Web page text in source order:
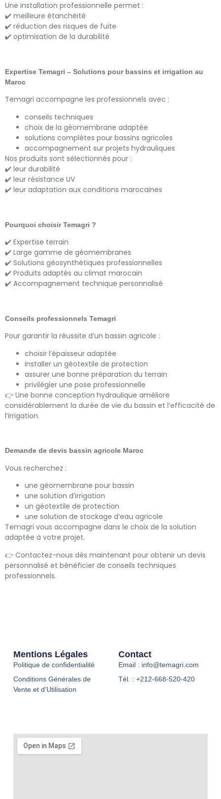
Une installation professionnelle permet :
✔️ meilleure étanchéité
✔️ réduction des risques de fuite
✔️ optimisation de la durabilité
Expertise Temagri – Solutions pour bassins et irrigation au
Maroc
Temagri accompagne les professionnels avec :
conseils techniques
choix de la géomembrane adaptée
solutions complètes pour bassins agricoles
accompagnement sur projets hydrauliques
Nos produits sont sélectionnés pour :
✔️ leur durabilité
✔️ leur résistance UV
✔️ leur adaptation aux conditions marocaines
Pourquoi choisir Temagri ?
✔️ Expertise terrain
✔️ Large gamme de géomembranes
✔️ Solutions géosynthétiques professionnelles
✔️ Produits adaptés au climat marocain
✔️ Accompagnement technique personnalisé
Conseils professionnels Temagri
Pour garantir la réussite d’un bassin agricole :
choisir l’épaisseur adaptée
installer un géotextile de protection
assurer une bonne préparation du terrain
privilégier une pose professionnelle
👉 Une bonne conception hydraulique améliore
considérablement la durée de vie du bassin et l’efficacité de
l’irrigation.
Demande de devis bassin agricole Maroc
Vous recherchez :
une géomembrane pour bassin
une solution d’irrigation
un géotextile de protection
une solution de stockage d’eau agricole
Temagri vous accompagne dans le choix de la solution
adaptée à votre projet.
👉 Contactez-nous dès maintenant pour obtenir un devis
personnalisé et bénéficier de conseils techniques
professionnels.
Mentions Légales
Politique de confidentialité
Conditions Générales de
Vente et d’Utilisation
Contact
Email : info@temagri.com
Tél. : +212-668-520-420